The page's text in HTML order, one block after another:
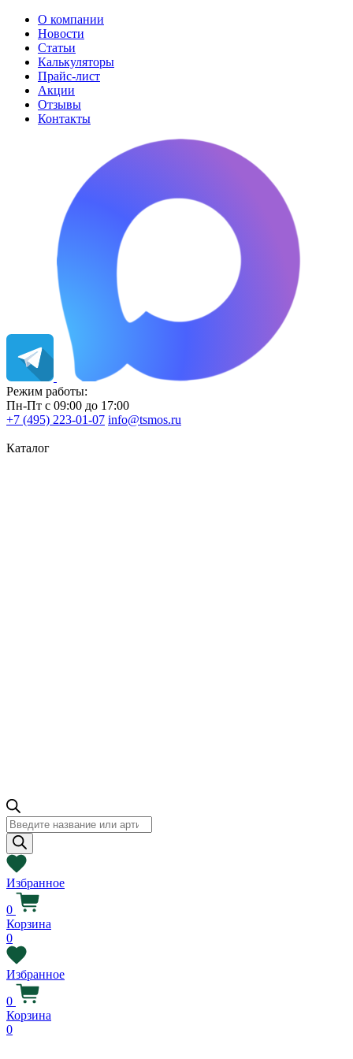
О компании
Новости
Статьи
Калькуляторы
Прайс-лист
Акции
Отзывы
Контакты
Режим работы:
Пн-Пт с 09:00 до 17:00
+7 (495) 223-01-07 info@tsmos.ru
Каталог
Поиск
товаров
Избранное
0
Корзина
0
Избранное
0
Корзина
0